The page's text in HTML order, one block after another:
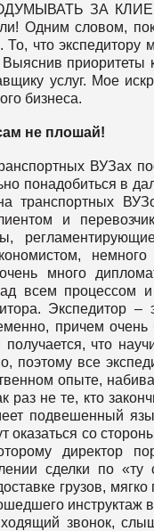
ЗА
Одним словом,
что экспедитору
приоритеты
услуг. Мое
бизнеса.
не плошай!
ВУЗах
понадобиться в
транспортных
и
много
всем процессом
Экспедитор –
причем
что
поэтому все
опыте,
раз не те, кто
подвешенный
оказаться со
директор
сделки по «ту
грузов,
инструктаж
звонок,